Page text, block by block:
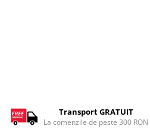
Transport GRATUIT
La comenzile de peste 300 RON